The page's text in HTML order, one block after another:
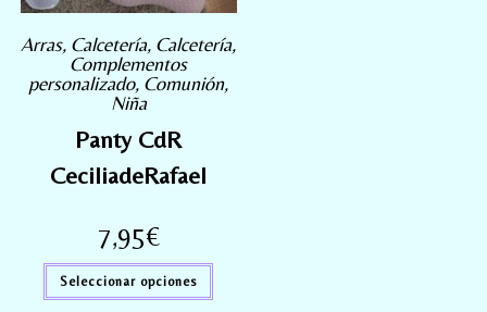
Arras, Calcetería, Calcetería,
Complementos
personalizado, Comunión,
Niña
Panty CdR
CeciliadeRafael
7,95€
Seleccionar opciones